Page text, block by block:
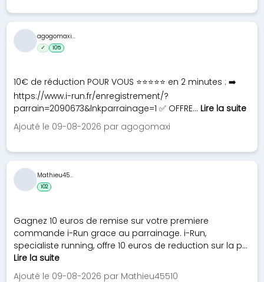
10€ de réduction POUR VOUS ⭐⭐⭐⭐⭐ en 2 minutes : ➡️
https://www.i-run.fr/enregistrement/?
parrain=2090673&lnkparrainage=1 ✅ OFFRE... Lire la suite
Ajouté le 09-08-2026 par agogomaxi
agogomaxi...
✓ 105
Gagnez 10 euros de remise sur votre premiere
commande i-Run grace au parrainage. i-Run,
specialiste running, offre 10 euros de reduction sur la p...
Lire la suite
Ajouté le 09-08-2026 par Mathieu45510
Mathieu45...
102